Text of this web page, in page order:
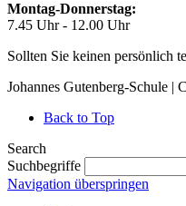
Montag-Donnerstag:
7.45 Uhr - 12.00 Uhr
Sollten Sie keinen persönlich
Johannes Gutenberg-Schule |
Back to Top
Search
Suchbegriffe
Navigation überspringen